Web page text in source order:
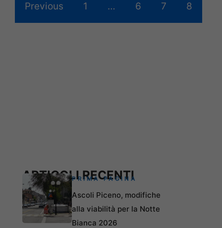
Previous 1 … 6 7 8
ARTICOLI RECENTI
PRIMA PAGINA
Ascoli Piceno, modifiche
alla viabilità per la Notte
Bianca 2026